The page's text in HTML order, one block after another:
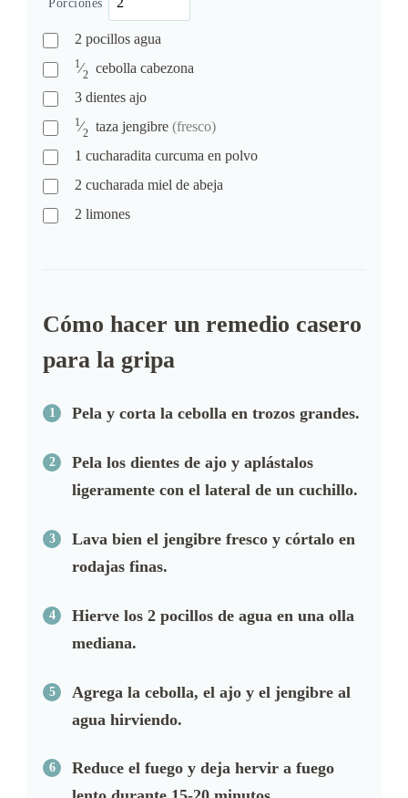
2 pocillos agua
1⁄2 cebolla cabezona
3 dientes ajo
1⁄2 taza jengibre (fresco)
1 cucharadita curcuma en polvo
2 cucharada miel de abeja
2 limones
Cómo hacer un remedio casero
para la gripa
Pela y corta la cebolla en trozos grandes.
Pela los dientes de ajo y aplástalos
ligeramente con el lateral de un cuchillo.
Lava bien el jengibre fresco y córtalo en
rodajas finas.
Hierve los 2 pocillos de agua en una olla
mediana.
Agrega la cebolla, el ajo y el jengibre al
agua hirviendo.
Reduce el fuego y deja hervir a fuego